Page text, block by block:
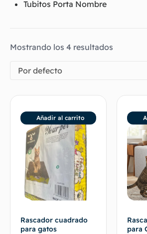
Tubitos Porta Nombre
Mostrando los 4 resultados
Por defecto
Rascador cuadrado
para gatos
Añadir al carrito
para